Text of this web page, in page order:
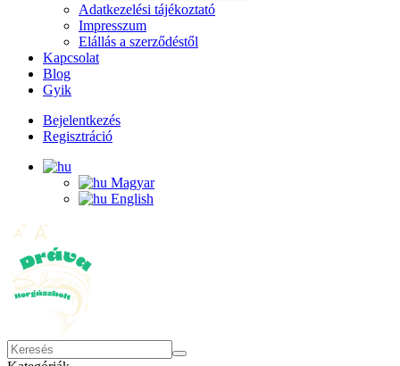
Adatkezelési tájékoztató
Impresszum
Elállás a szerződéstől
Kapcsolat
Blog
Gyik
Bejelentkezés
Regisztráció
Magyar
English